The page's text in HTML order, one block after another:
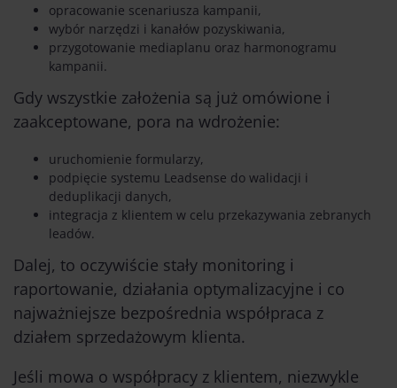
opracowanie scenariusza kampanii,
wybór narzędzi i kanałów pozyskiwania,
przygotowanie mediaplanu oraz harmonogramu
kampanii.
Gdy wszystkie założenia są już omówione i
zaakceptowane, pora na wdrożenie:
uruchomienie formularzy,
podpięcie systemu Leadsense do walidacji i
deduplikacji danych,
integracja z klientem w celu przekazywania zebranych
leadów.
Dalej, to oczywiście stały monitoring i
raportowanie, działania optymalizacyjne i co
najważniejsze bezpośrednia współpraca z
działem sprzedażowym klienta.
Jeśli mowa o współpracy z klientem, niezwykle